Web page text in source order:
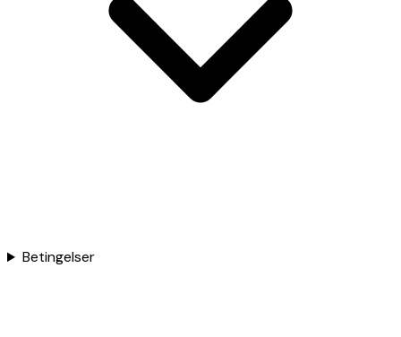
Betingelser